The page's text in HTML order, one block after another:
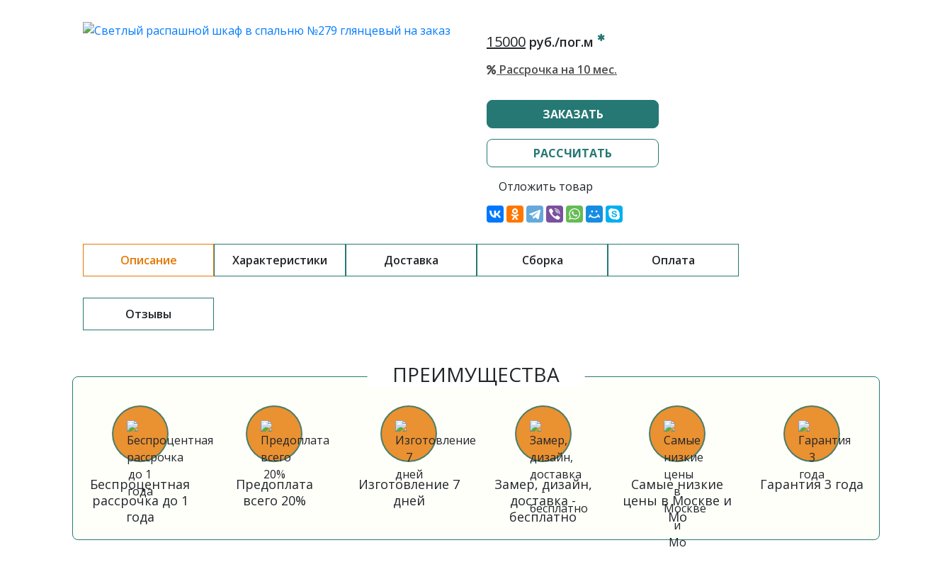
15000 руб./пог.м
Рассрочка на 10 мес.
ЗАКАЗАТЬ
РАССЧИТАТЬ
Отложить товар
Описание Характеристики Доставка Сборка Оплата
Отзывы
ПРЕИМУЩЕСТВА
Беспроцентная
рассрочка до 1
года
Предоплата
всего 20%
Изготовление 7
дней
Замер, дизайн,
доставка -
бесплатно
Самые низкие
цены в Москве и
Мо
Гарантия 3 года